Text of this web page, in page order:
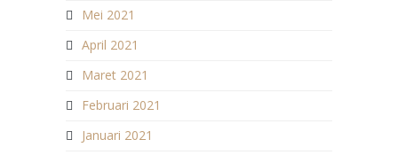
Mei 2021
April 2021
Maret 2021
Februari 2021
Januari 2021